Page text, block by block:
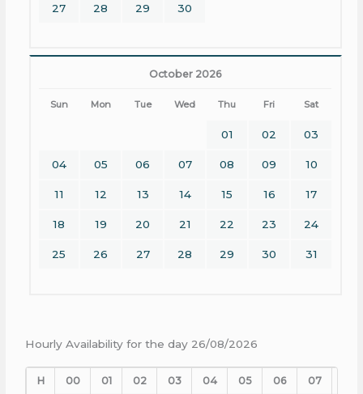
27 28 29 30
October 2026
Sun Mon Tue Wed Thu Fri Sat
01 02 03
04 05 06 07 08 09 10
11 12 13 14 15 16 17
18 19 20 21 22 23 24
25 26 27 28 29 30 31
Hourly Availability for the day 26/08/2026
H 00 01 02 03 04 05 06 07